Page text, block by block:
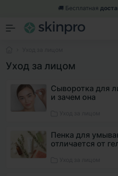
🚚 Бесплатная
Уход за лицом
Сыворотка для
и зачем она
Пенка для
отличается от